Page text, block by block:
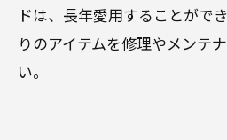
ドは、長年愛用することがで
りのアイテムを修理やメンテ
い。